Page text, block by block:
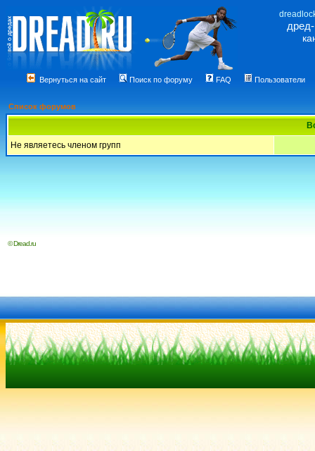
Вернуться на сайт Поиск по форуму FAQ Пользователи
Список форумов
Не являетесь членом групп
© Dread.ru